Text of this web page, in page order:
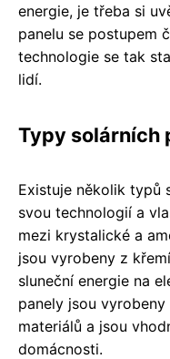
energie, je třeba si
panelu se postupem
technologie se tak
lidí.
Typy solárních
Existuje několik typů
svou technologií a
mezi krystalické a
jsou vyrobeny z
sluneční energie na
panely jsou
materiálů a jsou
domácnosti.